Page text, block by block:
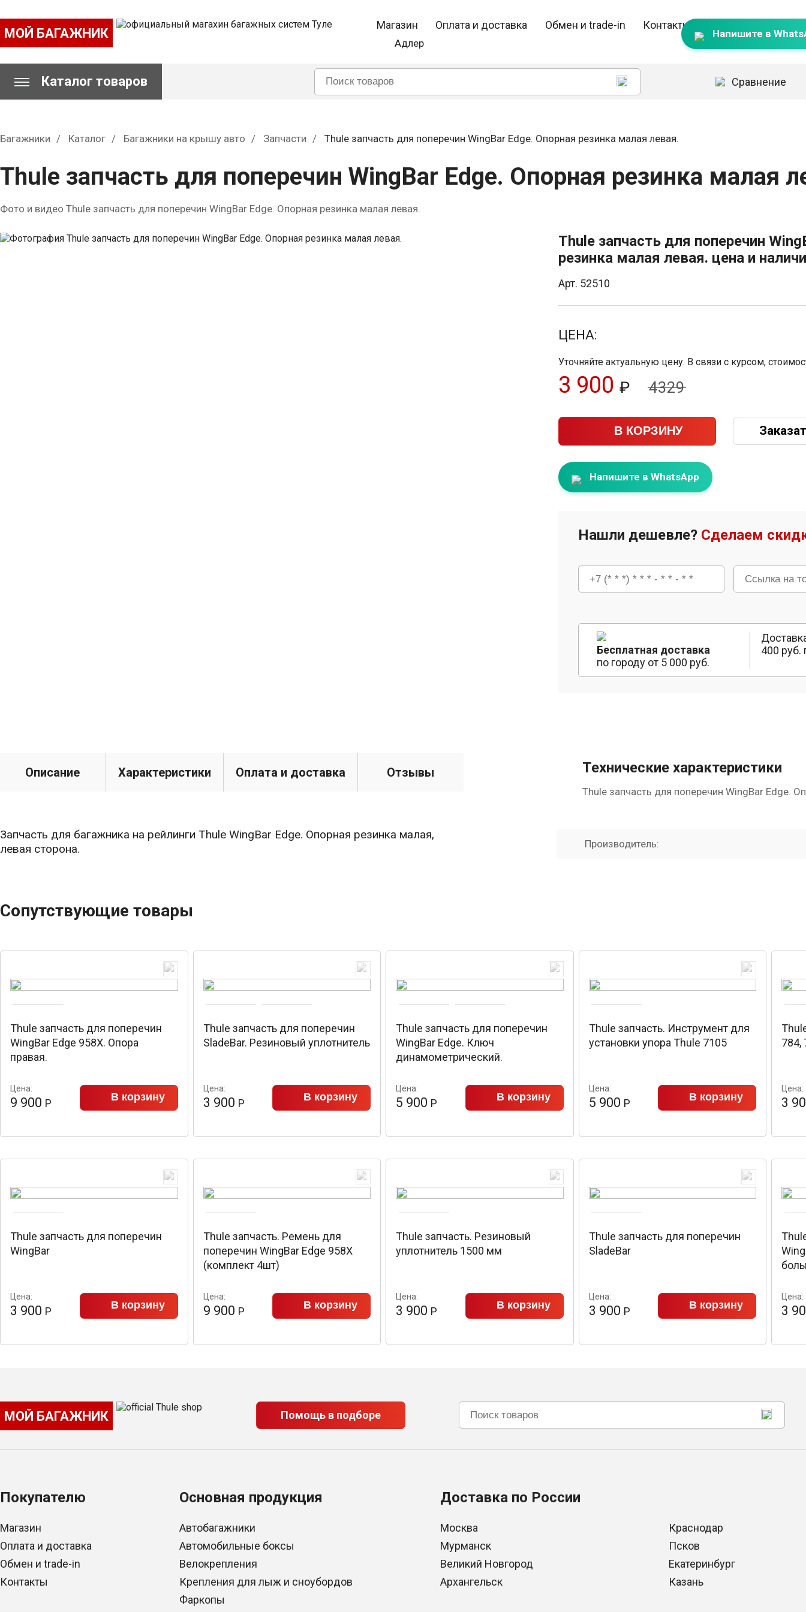
МОЙ БАГАЖНИК
Магазин Оплата и доставка Обмен и trade-in Контакты
Адлер
Напишите в
Каталог товаров Сравнение
Багажники Каталог Багажники на крышу авто Запчасти Thule запчасть для поперечин WingBar Edge. Опорная резинка малая левая.
Thule запчасть для поперечин WingBar Edge. Опорная резинка малая
Фото и видео Thule запчасть для поперечин WingBar Edge. Опорная резинка малая левая.
Thule запчасть для поперечин
резинка малая левая. цена и
Арт. 52510
ЦЕНА:
Уточняйте актуальную цену. В связи с курсом,
3 900 ₽ 4329
В КОРЗИНУ
Напишите в WhatsApp
Нашли дешевле? Сделаем
Бесплатная доставка
по городу от 5 000 руб.
400 руб.
Описание Характеристики Оплата и доставка Отзывы
Запчасть для багажника на рейлинги Thule WingBar Edge. Опорная резинка малая,
левая сторона.
Технические характеристики
Thule запчасть для поперечин WingBar Edge.
Производитель:
Сопутствующие товары
Thule запчасть для поперечин
WingBar Edge 958X. Опора
правая.
Цена:
9 900 Р В корзину
Thule запчасть для поперечин
SladeBar. Резиновый уплотнитель
Цена:
3 900 Р В корзину
Thule запчасть для поперечин
WingBar Edge. Ключ
динамометрический.
Цена:
5 900 Р В корзину
Thule запчасть. Инструмент для
установки упора Thule 7105
Цена:
5 900 Р В корзину
784,
Цена:
3
Thule запчасть для поперечин
WingBar
Цена:
3 900 Р В корзину
Thule запчасть. Ремень для
поперечин WingBar Edge 958X
(комплект 4шт)
Цена:
9 900 Р В корзину
Thule запчасть. Резиновый
уплотнитель 1500 мм
Цена:
3 900 Р В корзину
Thule запчасть для поперечин
SladeBar
Цена:
3 900 Р В корзину
Цена:
3
МОЙ БАГАЖНИК Помощь в подборе
Покупателю
Магазин
Оплата и доставка
Обмен и trade-in
Контакты
Основная продукция
Автобагажники
Автомобильные боксы
Велокрепления
Крепления для лыж и сноубордов
Фаркопы
Доставка по России
Москва
Мурманск
Великий Новгород
Архангельск
Краснодар
Псков
Екатеринбург
Казань